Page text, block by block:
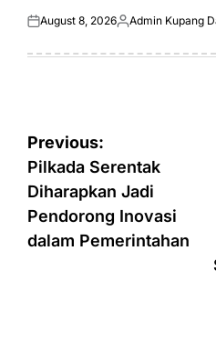
Posted
August 8, 2026Posted
Admin Kupang
Post
navigation
Previous:
Pilkada Serentak
Diharapkan Jadi
Pendorong Inovasi
dalam Pemerintahan